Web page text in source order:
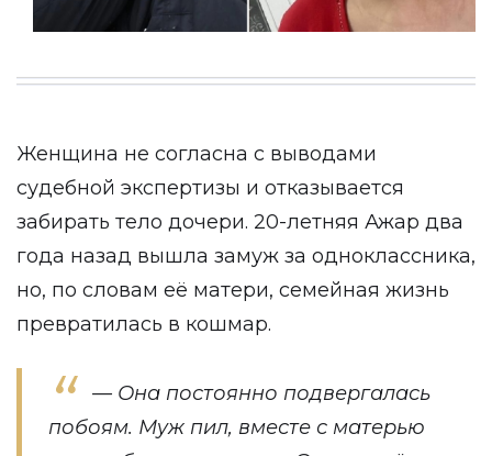
Женщина не согласна с выводами
судебной экспертизы и отказывается
забирать тело дочери. 20-летняя Ажар два
года назад вышла замуж за одноклассника,
но, по словам её матери, семейная жизнь
превратилась в кошмар.
— Она постоянно подвергалась
побоям. Муж пил, вместе с матерью